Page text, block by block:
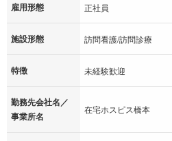
雇用形態 正社員
施設形態 訪問看護/訪問診療
特徴 未経験歓迎
勤務先会社名／
事業所名
在宅ホスピス橋本